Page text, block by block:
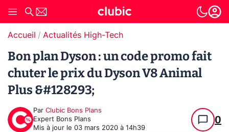
Accueil Actualités High-Tech
Bon plan Dyson : un code promo fait
chuter le prix du Dyson V8 Animal
Plus &#128293;
Par Clubic Bons Plans
Expert Bons Plans
Mis à jour le 03 mars 2020 à 14h39
0